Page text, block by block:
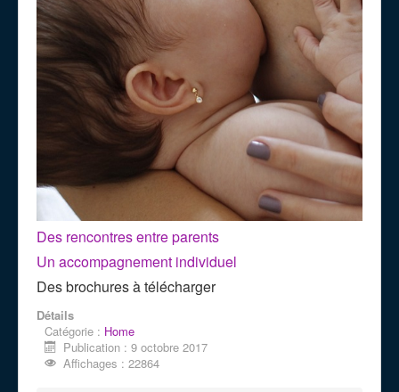
Des rencontres entre parents
Un accompagnement individuel
Des brochures à télécharger
Détails
Catégorie : Home
Publication : 9 octobre 2017
Affichages : 22864